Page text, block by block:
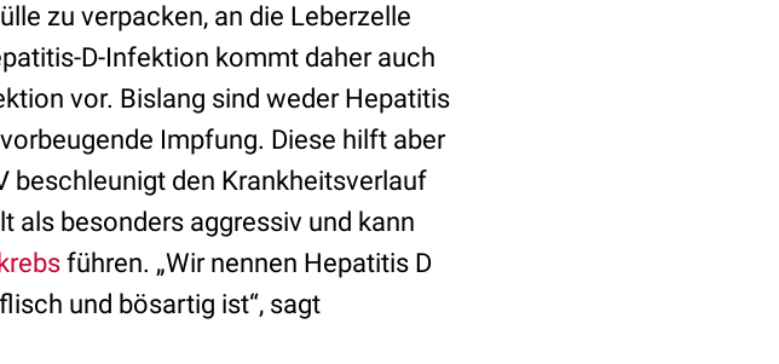
zu verpacken, an die Leberzelle
D-Infektion kommt daher auch
vor. Bislang sind weder Hepatitis
Impfung. Diese hilft aber
beschleunigt den Krankheitsverlauf
als besonders aggressiv und kann
führen. „Wir nennen Hepatitis D
und bösartig ist“, sagt